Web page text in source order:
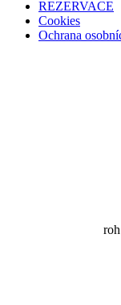
REZERVACE
Cookies
Ochrana